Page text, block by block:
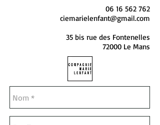
06 16 562 762
ciemarielenfant@gmail.com
35 bis rue des Fontenelles
72000 Le Mans